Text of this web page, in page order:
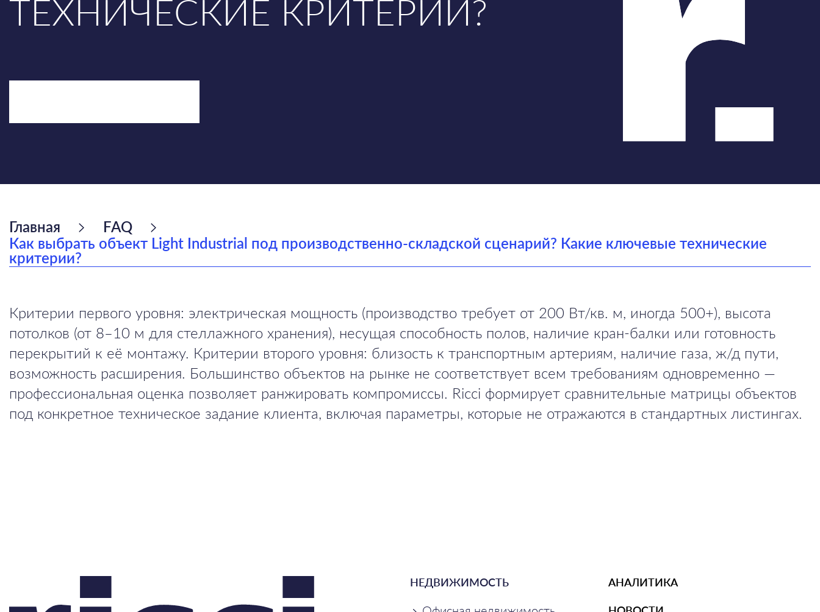
ТЕХНИЧЕСКИЕ КРИТЕРИИ?
Главная
FAQ
Как выбрать объект Light Industrial под производственно-складской сценарий? Какие ключевые технические
критерии?
Критерии первого уровня: электрическая мощность (производство требует от 200 Вт/кв. м, иногда 500+), высота
потолков (от 8–10 м для стеллажного хранения), несущая способность полов, наличие кран-балки или готовность
перекрытий к её монтажу. Критерии второго уровня: близость к транспортным артериям, наличие газа, ж/д пути,
возможность расширения. Большинство объектов на рынке не соответствует всем требованиям одновременно —
профессиональная оценка позволяет ранжировать компромиссы. Ricci формирует сравнительные матрицы объектов
под конкретное техническое задание клиента, включая параметры, которые не отражаются в стандартных листингах.
НЕДВИЖИМОСТЬ АНАЛИТИКА